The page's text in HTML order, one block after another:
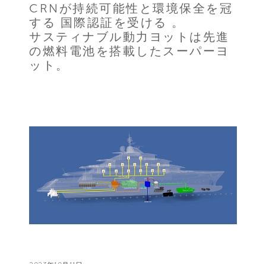
CRNが持続可能性と環境保全を冠
する 国際認証を受ける 。
サスティナブル動力ヨットは先進
の燃料電池を搭載したスーパーヨ
ット。